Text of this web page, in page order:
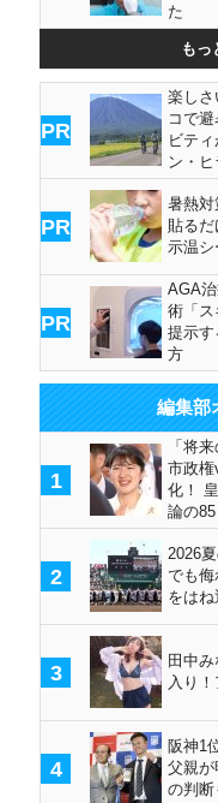
た
もっ
PR
楽しさ
コで
ビテ
ン・
PR
暑熱対
貼る
示温シ
PR
AGA
術「ス
提示す
方
編集部
1
「将
市政権
化！
論の
2
2026
でも
をは
3
田中
入り
4
阪神1
父親が
の判断